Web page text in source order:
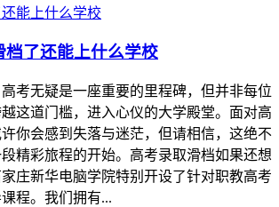
档了还能上什么学校
考无疑是一座重要的里程碑，但并非每位
这道门槛，进入心仪的大学殿堂。面对高
你会感到失落与迷茫，但请相信，这绝不
精彩旅程的开始。高考录取滑档如果还想
庄新华电脑学院特别开设了针对职教高考
程。我们拥有...